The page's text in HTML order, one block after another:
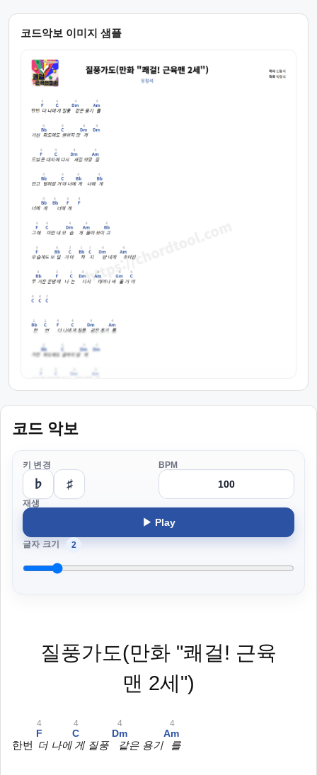
코드악보 이미지 샘플
코드 악보
키 변경
♭ ♯
BPM
재생
▶ Play
글자 크기 2
질풍가도(만화 "쾌걸! 근육
맨 2세")
한번
F
4
더 나에
C
4
게 질풍
Dm
4
같은 용기
Am
4
를